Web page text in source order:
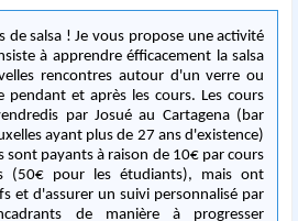
une activité
à apprendre éfficacement la salsa
rencontres autour d'un verre ou
et après les cours. Les cours
par Josué au Cartagena (bar
ayant plus de 27 ans d'existence)
(50€ pour les étudiants), mais ont
et d'assurer un suivi personnalisé par
de manière à progresser